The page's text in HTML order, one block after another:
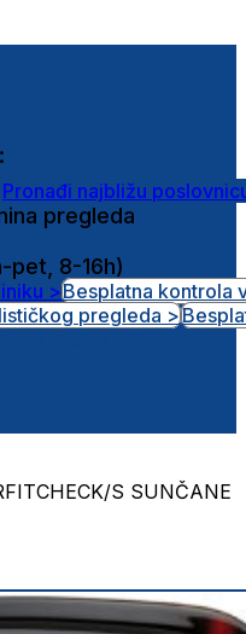
Pronađi najbližu
pregleda
pet, 8-16h)
>Besplatna kontrola
pregleda >
S SUNČANE